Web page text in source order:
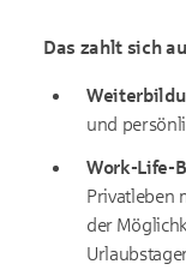
Das zahlt sich
und
Work-Life-
Privatleben
der